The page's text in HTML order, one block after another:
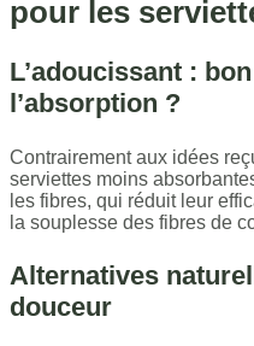
pour les
L’adoucissant :
l’absorption ?
Contrairement aux idées
serviettes moins
les fibres, qui réduit leur
la souplesse des fibres de
Alternatives
douceur